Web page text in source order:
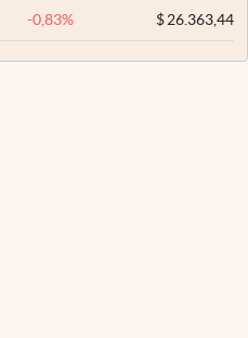
-0,83% $26.363,44